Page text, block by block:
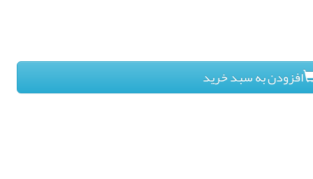
افزودن به سبد خرید